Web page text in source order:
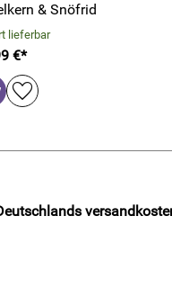
& Snöfrid
lieferbar
€*